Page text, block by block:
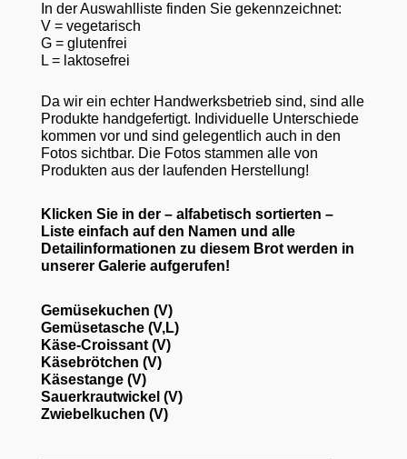
In der Auswahlliste finden Sie gekennzeichnet:
V = vegetarisch
G = glutenfrei
L = laktosefrei
Da wir ein echter Handwerksbetrieb sind, sind alle
Produkte handgefertigt. Individuelle Unterschiede
kommen vor und sind gelegentlich auch in den
Fotos sichtbar. Die Fotos stammen alle von
Produkten aus der laufenden Herstellung!
Klicken Sie in der – alfabetisch sortierten –
Liste einfach auf den Namen und alle
Detailinformationen zu diesem Brot werden in
unserer Galerie aufgerufen!
Gemüsekuchen (V)
Gemüsetasche (V,L)
Käse-Croissant (V)
Käsebrötchen (V)
Käsestange (V)
Sauerkrautwickel (V)
Zwiebelkuchen (V)